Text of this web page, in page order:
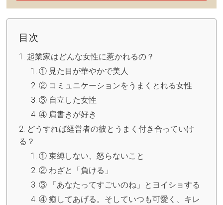
目次
起業家はどんな女性に惹かれるの？
① 見た目が華やかで美人
② コミュニケーションをうまくとれる女性
③ 自立した女性
④ 肩書きが好き
どうすれば経営者の彼とうまく付き合っていけ
る？
① 束縛しない、怒らないこと
② わざと「負ける」
③ 「あなたってすごいのね」とヨイショする
④ 癒してあげる。そしていつも可愛く、キレ